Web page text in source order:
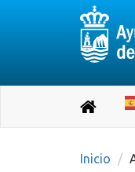
inicio
Inicio